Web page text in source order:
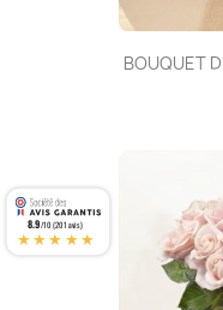
BOUQUET
8.9/10 (201 avis)
★★★★★